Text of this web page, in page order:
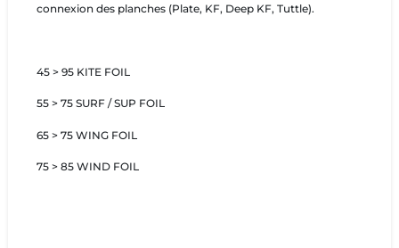
connexion des planches (Plate, KF, Deep KF, Tuttle).
45 > 95 KITE FOIL
55 > 75 SURF / SUP FOIL
65 > 75 WING FOIL
75 > 85 WIND FOIL